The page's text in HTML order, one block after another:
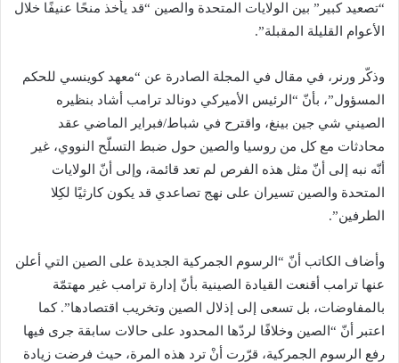
“تصعيد كبير” بين الولايات المتحدة والصين “قد يأخذ منحًا عنيفًا خلال
الأعوام القليلة المقبلة”.
وذكّر ورنر، في مقال في المجلة الصادرة عن “معهد كوينسي للحكم
المسؤول”، بأنّ “الرئيس الأميركي دونالد ترامب أشاد بنظيره
الصيني شي جين بينغ، واقترح في شباط/فبراير الماضي عقد
محادثات مع كل من روسيا والصين حول ضبط التسلّح النووي، غير
أنّه نبه إلى أنّ مثل هذه الفرص لم تعد قائمة، وإلى أنّ الولايات
المتحدة والصين تسيران على نهج تصاعدي قد يكون كارثيًا لكِلا
الطرفين”.
وأضاف الكاتب أنّ “الرسوم الجمركية الجديدة على الصين التي أعلن
عنها ترامب أقنعت القيادة الصينية بأنّ إدارة ترامب غير مهتمّة
بالمفاوضات، بل تسعى إلى إذلال الصين وتخريب اقتصادها”. كما
اعتبر أنّ “الصين وخلافًا لردّها المحدود على حالات سابقة جرى فيها
رفع الرسوم الجمركية، قرّرت أنْ ترد هذه المرة، حيث فرضت زيادة